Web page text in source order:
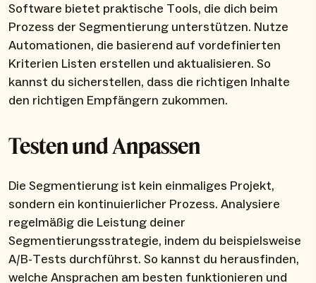
Software bietet praktische Tools, die dich beim
Prozess der Segmentierung unterstützen. Nutze
Automationen, die basierend auf vordefinierten
Kriterien Listen erstellen und aktualisieren. So
kannst du sicherstellen, dass die richtigen Inhalte
den richtigen Empfängern zukommen.
Testen und Anpassen
Die Segmentierung ist kein einmaliges Projekt,
sondern ein kontinuierlicher Prozess. Analysiere
regelmäßig die Leistung deiner
Segmentierungsstrategie, indem du beispielsweise
A/B-Tests durchführst. So kannst du herausfinden,
welche Ansprachen am besten funktionieren und